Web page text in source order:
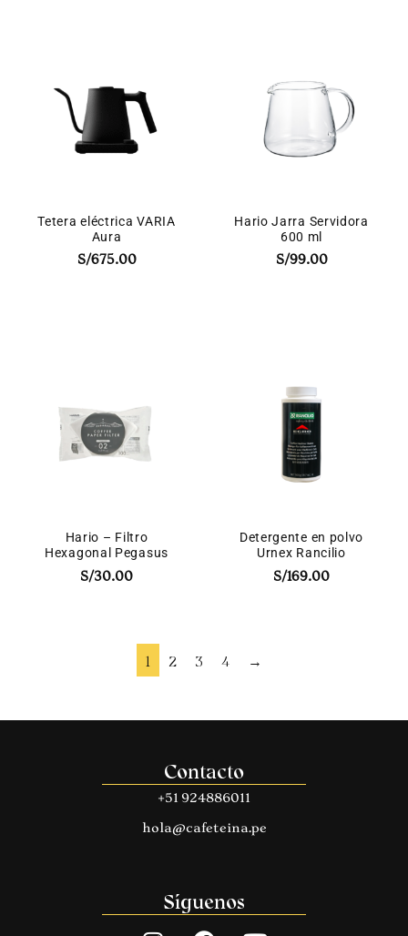
Tetera eléctrica VARIA
Aura
S/675.00
Hario Jarra Servidora
600 ml
S/99.00
Hario – Filtro
Hexagonal Pegasus
S/30.00
Detergente en polvo
Urnex Rancilio
S/169.00
1 2 3 4 →
Contacto
+51 924886011
hola@cafeteina.pe
Síguenos